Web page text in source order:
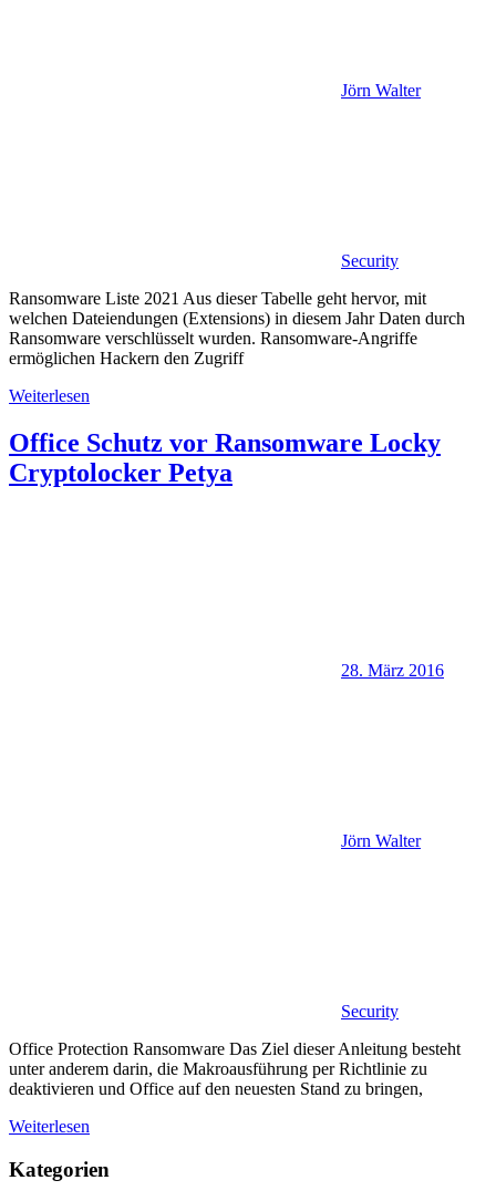
Jörn Walter
Security
Ransomware Liste 2021 Aus dieser Tabelle geht hervor, mit
welchen Dateiendungen (Extensions) in diesem Jahr Daten durch
Ransomware verschlüsselt wurden. Ransomware-Angriffe
ermöglichen Hackern den Zugriff
Weiterlesen
Office Schutz vor Ransomware Locky
Cryptolocker Petya
28. März 2016
Jörn Walter
Security
Office Protection Ransomware Das Ziel dieser Anleitung besteht
unter anderem darin, die Makroausführung per Richtlinie zu
deaktivieren und Office auf den neuesten Stand zu bringen,
Weiterlesen
Kategorien